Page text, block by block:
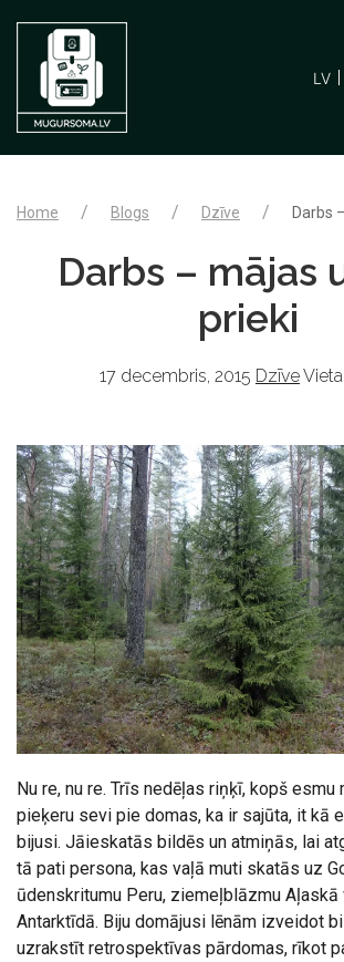
LV
Home Blogs Dzīve Darbs
Darbs – mājas
prieki
17 decembris, 2015 DzīveVieta:
Nu re, nu re. Trīs nedēļas riņķī, kopš esmu
pieķeru sevi pie domas, ka ir sajūta, it kā
bijusi. Jāieskatās bildēs un atmiņās, lai
tā pati persona, kas vaļā muti skatās uz
ūdenskritumu Peru, ziemeļblāzmu
Antarktīdā. Biju domājusi lēnām izveidot
uzrakstīt retrospektīvas pārdomas, rīkot